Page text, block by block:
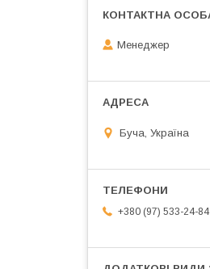
Менеджер
Буча, Україна
+380 (97) 533-24-84